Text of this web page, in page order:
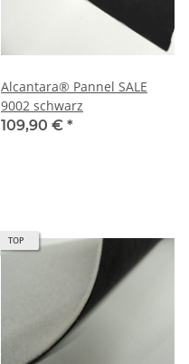
Alcantara® Pannel SALE
9002 schwarz
109,90 € *
TOP